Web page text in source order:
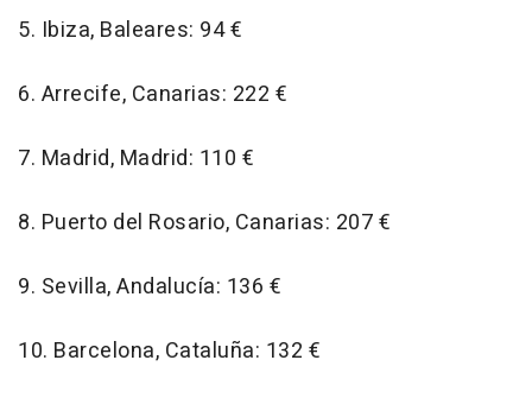
5. Ibiza, Baleares: 94 €
6. Arrecife, Canarias: 222 €
7. Madrid, Madrid: 110 €
8. Puerto del Rosario, Canarias: 207 €
9. Sevilla, Andalucía: 136 €
10. Barcelona, Cataluña: 132 €